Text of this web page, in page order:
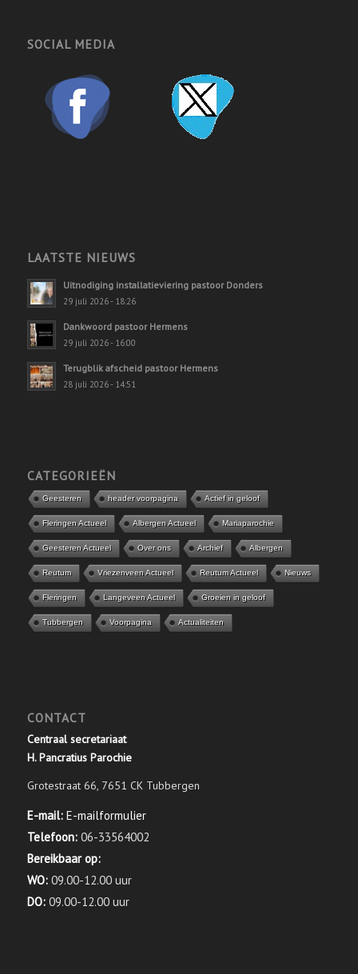
SOCIAL MEDIA
LAATSTE NIEUWS
Uitnodiging installatieviering pastoor Donders
29 juli 2026 - 18:26
Dankwoord pastoor Hermens
29 juli 2026 - 16:00
Terugblik afscheid pastoor Hermens
28 juli 2026 - 14:51
CATEGORIEËN
Geesteren header voorpagina Actief in geloof
Fleringen Actueel Albergen Actueel Mariaparochie
Geesteren Actueel Over ons Archief Albergen
Reutum Vriezenveen Actueel Reutum Actueel Nieuws
Fleringen Langeveen Actueel Groeien in geloof
Tubbergen Voorpagina Actualiteiten
CONTACT
Centraal secretariaat
H. Pancratius Parochie
Grotestraat 66, 7651 CK Tubbergen
E-mail: E-mailformulier
Telefoon: 06-33564002
Bereikbaar op:
WO: 09.00-12.00 uur
DO: 09.00-12.00 uur